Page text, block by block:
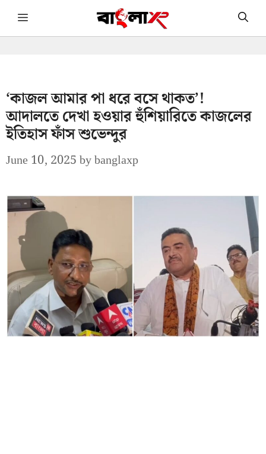
Skip Menu
‘কাজল আমার পা ধরে বসে থাকত’!
আদালতে দেখা হওয়ার হুঁশিয়ারিতে কাজলের
ইতিহাস ফাঁস শুভেন্দুর
June 10, 2025bybanglaxp